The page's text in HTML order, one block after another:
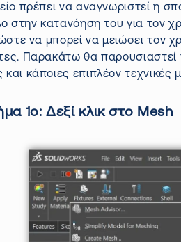
πρέπει να αναγνωριστεί η
στην κατανόηση του για τον
ώστε να μπορεί να μειώσει
Παρακάτω θα παρουσιαστεί
κάποιες επιπλέον τεχνικές
1ο: Δεξί κλικ στο Mesh